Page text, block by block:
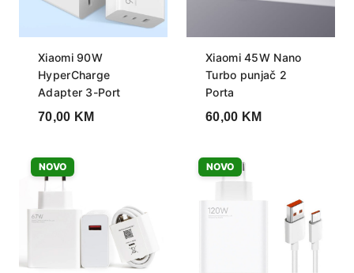
Xiaomi 90W
HyperCharge
Adapter 3-Port
70,00 KM
Xiaomi 45W Nano
Turbo punjač 2
Porta
60,00 KM
NOVO NOVO